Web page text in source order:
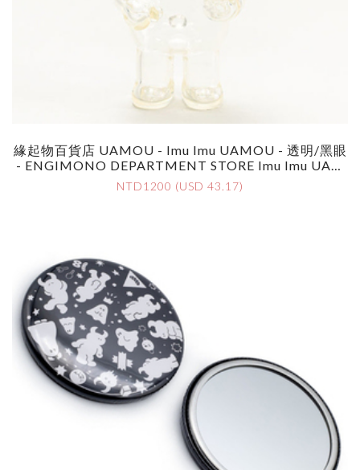
緣起物百貨店 UAMOU - Imu Imu UAMOU - 透明/黑眼
- ENGIMONO DEPARTMENT STORE Imu Imu UAM
OU By UAMOU - Clear / Black Eyes
NTD1200 (USD 43.17)